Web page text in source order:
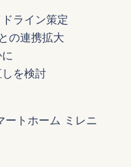
ライン策定
の連携拡大
を検討
トホーム ミレニ